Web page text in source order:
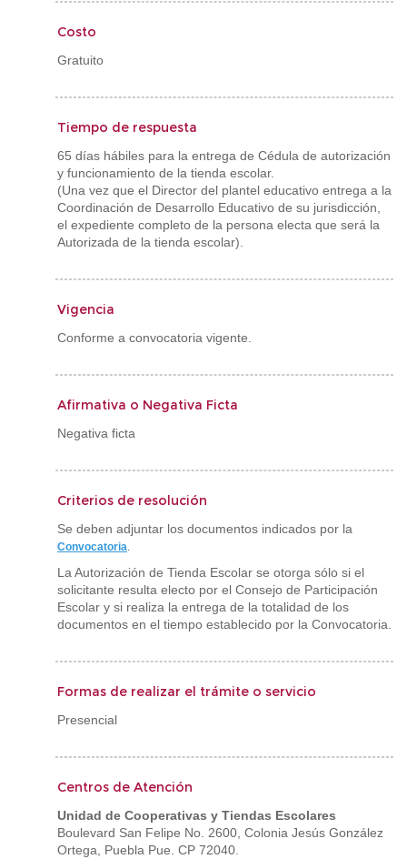
Costo
Gratuito
Tiempo de respuesta
65 días hábiles para la entrega de Cédula de autorización
y funcionamiento de la tienda escolar.
(Una vez que el Director del plantel educativo entrega a la
Coordinación de Desarrollo Educativo de su jurisdicción,
el expediente completo de la persona electa que será la
Autorizada de la tienda escolar).
Vigencia
Conforme a convocatoria vigente.
Afirmativa o Negativa Ficta
Negativa ficta
Criterios de resolución
Se deben adjuntar los documentos indicados por la
Convocatoria.
La Autorización de Tienda Escolar se otorga sólo si el
solicitante resulta electo por el Consejo de Participación
Escolar y si realiza la entrega de la totalidad de los
documentos en el tiempo establecido por la Convocatoria.
Formas de realizar el trámite o servicio
Presencial
Centros de Atención
Unidad de Cooperativas y Tiendas Escolares
Boulevard San Felipe No. 2600, Colonia Jesús González
Ortega, Puebla Pue. CP 72040.